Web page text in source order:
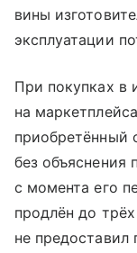
вины
эксплуатации
При покупках в
на
приобретённый
без объяснения
с момента его
продлён до
не